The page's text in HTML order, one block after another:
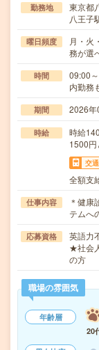
勤務地
東京都
八王子
曜日頻度
月・
務が選
時間
09:00
内勤務
期間 2026
時給
時給
1500
交
全額支
仕事内容
＊健康
テムへ
応募資格
英語力
★社会
の方
職場の雰囲気
年齢層
20